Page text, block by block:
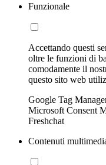
Funzionale
Accettando questi
oltre le funzioni di
comodamente il
questo sito web
Google Tag
Microsoft Consent
Freshchat
Contenuti